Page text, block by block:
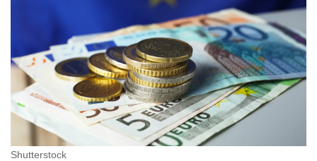
Shutterstock